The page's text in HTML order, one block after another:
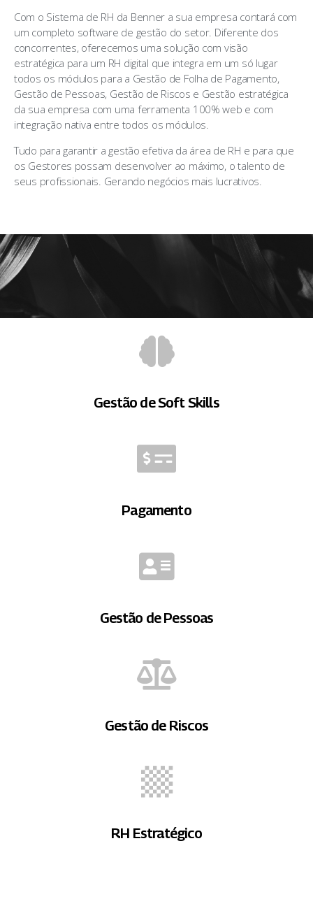
Com o Sistema de RH da Benner a sua empresa contará com
um completo software de gestão do setor. Diferente dos
concorrentes, oferecemos uma solução com visão
estratégica para um RH digital que integra em um só lugar
todos os módulos para a Gestão de Folha de Pagamento,
Gestão de Pessoas, Gestão de Riscos e Gestão estratégica
da sua empresa com uma ferramenta 100% web e com
integração nativa entre todos os módulos.
Tudo para garantir a gestão efetiva da área de RH e para que
os Gestores possam desenvolver ao máximo, o talento de
seus profissionais. Gerando negócios mais lucrativos.
Gestão de Soft Skills
Pagamento
Gestão de Pessoas
Gestão de Riscos
RH Estratégico